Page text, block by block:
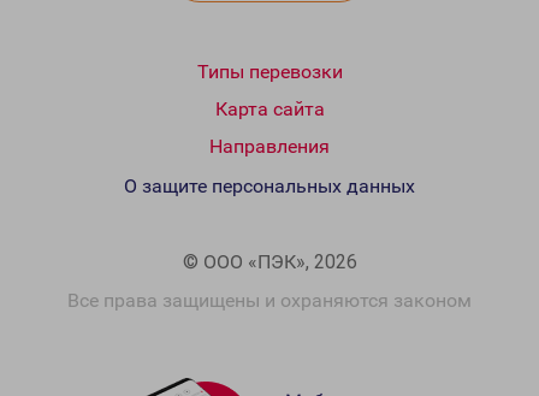
Типы перевозки
Карта сайта
Направления
© ООО «ПЭК», 2026
Все права защищены и охраняются законом
О защите персональных данных